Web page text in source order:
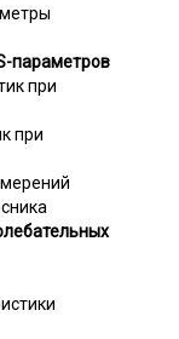
параметров
при
при